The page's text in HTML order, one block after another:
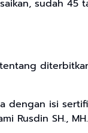
sudah
dengan isi
Rusdin SH.,